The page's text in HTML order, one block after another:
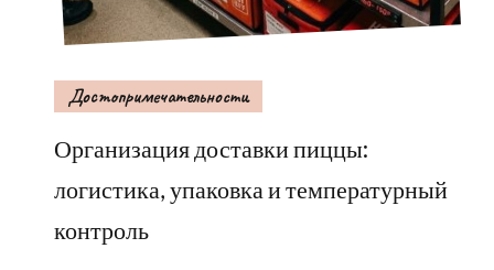
Достопримечательности
Организация доставки пиццы:
логистика, упаковка и температурный
контроль